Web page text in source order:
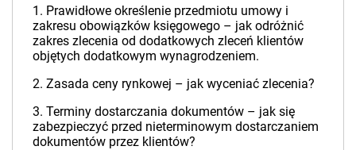
1. Prawidłowe określenie przedmiotu umowy i
zakresu obowiązków księgowego – jak odróżnić
zakres zlecenia od dodatkowych zleceń klientów
objętych dodatkowym wynagrodzeniem.
2. Zasada ceny rynkowej – jak wyceniać zlecenia?
3. Terminy dostarczania dokumentów – jak się
zabezpieczyć przed nieterminowym dostarczaniem
dokumentów przez klientów?